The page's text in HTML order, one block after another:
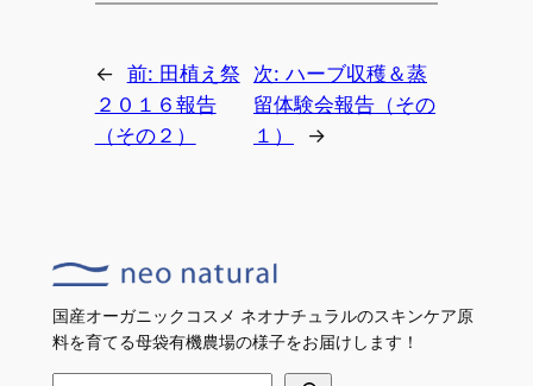
← 前: 田植え祭
２０１６報告
（その２）
次: ハーブ収穫＆蒸
留体験会報告（その
１）
→
国産オーガニックコスメ ネオナチュラルのスキンケア原
料を育てる母袋有機農場の様子をお届けします！